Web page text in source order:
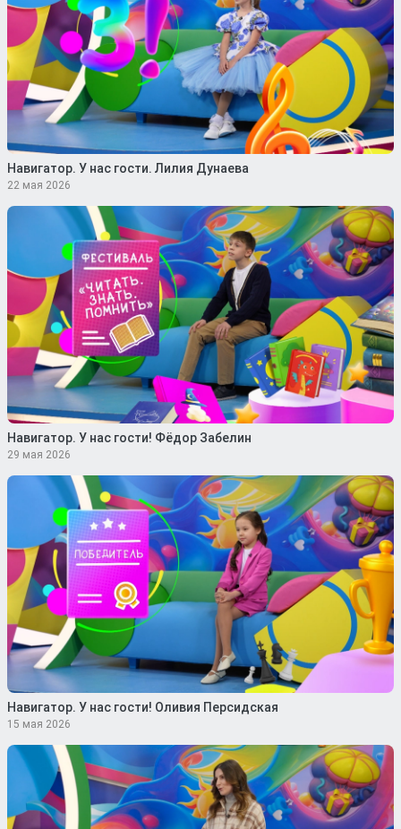
Навигатор. У нас гости. Лилия Дунаева
22 мая 2026
Навигатор. У нас гости! Фёдор Забелин
29 мая 2026
Навигатор. У нас гости! Оливия Персидская
15 мая 2026